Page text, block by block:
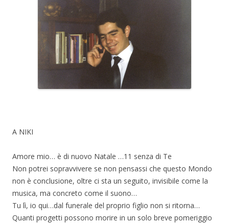
A NIKI
Amore mio… è di nuovo Natale …11 senza di Te
Non potrei sopravvivere se non pensassi che questo Mondo
non è conclusione, oltre ci sta un seguito, invisibile come la
musica, ma concreto come il suono…
Tu lì, io qui…dal funerale del proprio figlio non si ritorna…
Quanti progetti possono morire in un solo breve pomeriggio